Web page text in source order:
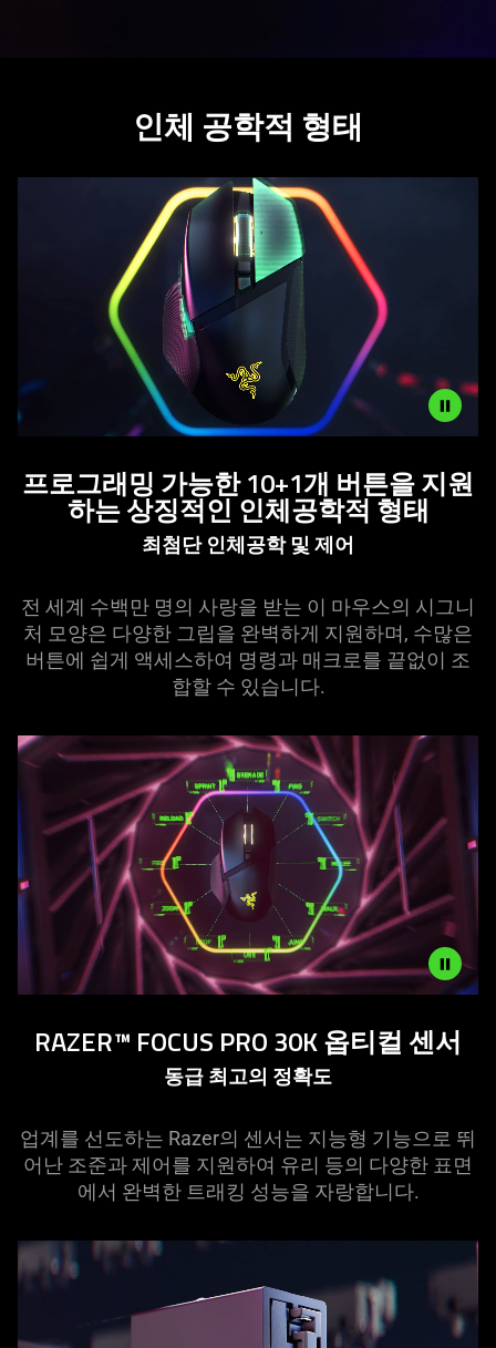
인체 공학적 형태
Ergonomic
프로그래밍 가능한 10+1개 버튼을 지원
하는 상징적인 인체공학적 형태
최첨단 인체공학 및 제어
전 세계 수백만 명의 사랑을 받는 이 마우스의 시그니
처 모양은 다양한 그립을 완벽하게 지원하며, 수많은
버튼에 쉽게 액세스하여 명령과 매크로를 끝없이 조
합할 수 있습니다.
FOCUS
RAZER™ FOCUS PRO 30K 옵티컬 센서
동급 최고의 정확도
업계를 선도하는 Razer의 센서는 지능형 기능으로 뛰
어난 조준과 제어를 지원하여 유리 등의 다양한 표면
에서 완벽한 트래킹 성능을 자랑합니다.